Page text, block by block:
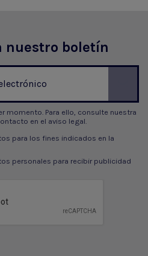
nuestro boletín
momento. Para ello, consulte nuestra
en el aviso legal.
para los fines indicados en la
personales para recibir publicidad